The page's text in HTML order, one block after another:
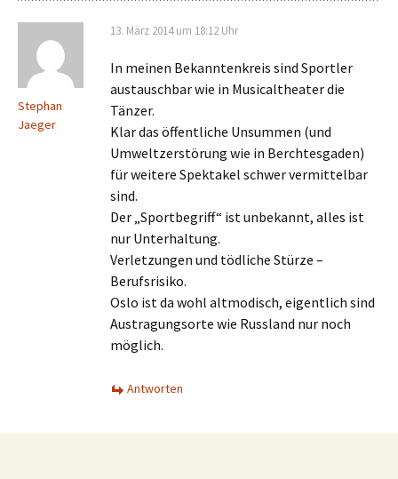
Stephan
Jaeger
13. März 2014 um 18:12 Uhr
In meinen Bekanntenkreis sind Sportler
austauschbar wie in Musicaltheater die
Tänzer.
Klar das öffentliche Unsummen (und
Umweltzerstörung wie in Berchtesgaden)
für weitere Spektakel schwer vermittelbar
sind.
Der „Sportbegriff“ ist unbekannt, alles ist
nur Unterhaltung.
Verletzungen und tödliche Stürze –
Berufsrisiko.
Oslo ist da wohl altmodisch, eigentlich sind
Austragungsorte wie Russland nur noch
möglich.
Antworten